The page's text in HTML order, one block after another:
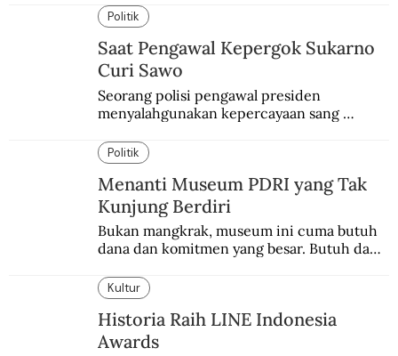
Politik
Saat Pengawal Kepergok Sukarno
Curi Sawo
Seorang polisi pengawal presiden
menyalahgunakan kepercayaan sang
Politik
Menanti Museum PDRI yang Tak
Kunjung Berdiri
Bukan mangkrak, museum ini cuma butuh
dana dan komitmen yang besar. Butuh dana
Kultur
Historia Raih LINE Indonesia
Awards